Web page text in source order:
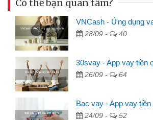
Có thể bạn quan tâm?
VNCash - Ứng dụng
28/09 - 40
30svay - App vay tiền
26/09 - 64
Bac vay - App vay tiền
24/09 - 52